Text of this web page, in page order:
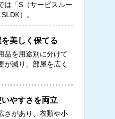
は「S（サービスルー
）。
美しく保てる
品を用途別に分けて
が減り、部屋を広く
やすさを両立
さがあり、衣類や小